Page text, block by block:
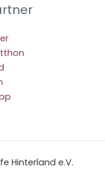
Hinterland e.V.